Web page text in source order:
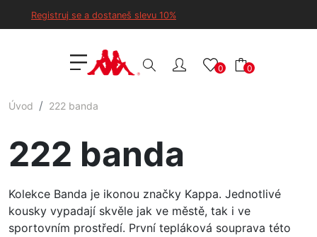
Registruj se a dostaneš slevu 10%
0 0
Úvod 222 banda
222 banda
Kolekce Banda je ikonou značky Kappa. Jednotlivé
kousky vypadají skvěle jak ve městě, tak i ve
sportovním prostředí. První tepláková souprava této